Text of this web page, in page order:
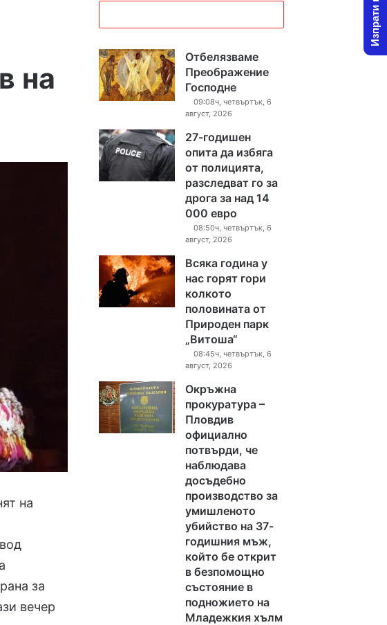
на
на
за
вечер
Отбелязваме
Преображение
Господне
09:08ч, четвъртък, 6
август, 2026
27-годишен
опита да избяга
от полицията,
разследват го за
дрога за над 14
000 евро
08:50ч, четвъртък, 6
август, 2026
Всяка година у
нас горят гори
колкото
половината от
Природен парк
„Витоша“
08:45ч, четвъртък, 6
август, 2026
Окръжна
прокуратура –
Пловдив
официално
потвърди, че
наблюдава
досъдебно
производство за
умишленото
убийство на 37-
годишния мъж,
който бе открит
в безпомощно
състояние в
подножието на
Младежкия хълм